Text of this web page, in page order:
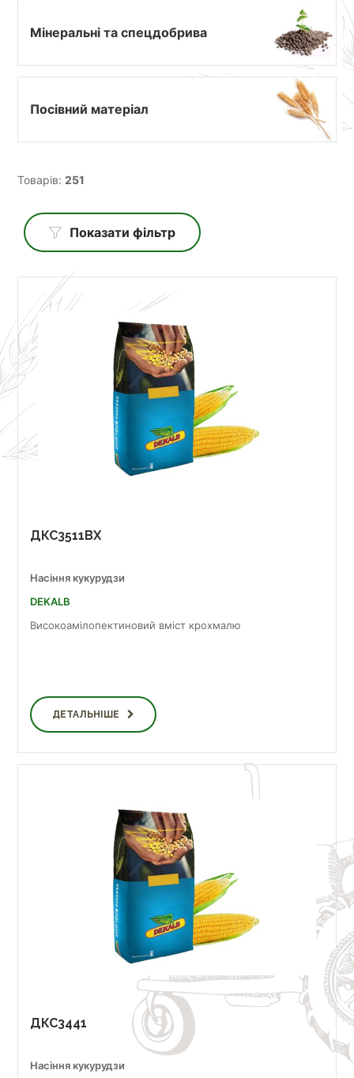
Мінеральні та спецдобрива
Посівний матеріал
Товарів: 251
Показати фільтр
ДКС3511ВХ
Насіння кукурудзи
DEKALB
Високоамілопектиновий вміст крохмалю
ДЕТАЛЬНІШЕ
ДКС3441
Насіння кукурудзи